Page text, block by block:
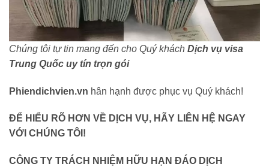
Chúng tôi tự tin mang đến cho Quý khách Dịch vụ visa
Trung Quốc uy tín trọn gói
Phiendichvien.vn hân hạnh được phục vụ Quý khách!
ĐỂ HIỂU RÕ HƠN VỀ DỊCH VỤ, HÃY LIÊN HỆ NGAY
VỚI CHÚNG TÔI!
CÔNG TY TRÁCH NHIỆM HỮU HẠN ĐÁO DỊCH